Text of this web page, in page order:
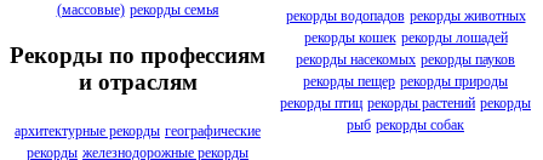
(массовые) рекорды семья
Рекорды по профессиям
и отраслям
архитектурные рекорды географические
рекорды железнодорожные рекорды
рекорды водопадов рекорды животных
рекорды кошек рекорды лошадей
рекорды насекомых рекорды пауков
рекорды пещер рекорды природы
рекорды птиц рекорды растений рекорды
рыб рекорды собак